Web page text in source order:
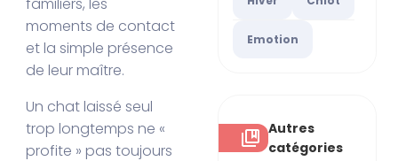
familiers, les
moments de contact
et la simple présence
de leur maître.
Un chat laissé seul
trop longtemps ne «
profite » pas toujours
Emotion
Autres
catégories